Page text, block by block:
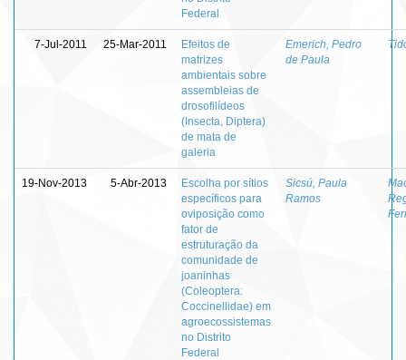
Federal
7-Jul-2011 25-Mar-2011
Efeitos de
matrizes
ambientais sobre
assembleias de
drosofilídeos
(Insecta, Diptera)
de mata de
galeria
Emerich, Pedro
de Paula
19-Nov-2013 5-Abr-2013
Escolha por sítios
específicos para
oviposição como
fator de
estruturação da
comunidade de
joaninhas
(Coleoptera:
Coccinellidae) em
agroecossistemas
no Distrito
Federal
Sicsú, Paula
Ramos